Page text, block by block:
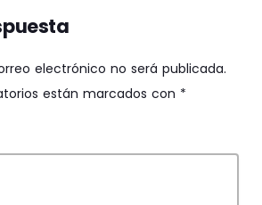
electrónico no será publicada.
están marcados con *